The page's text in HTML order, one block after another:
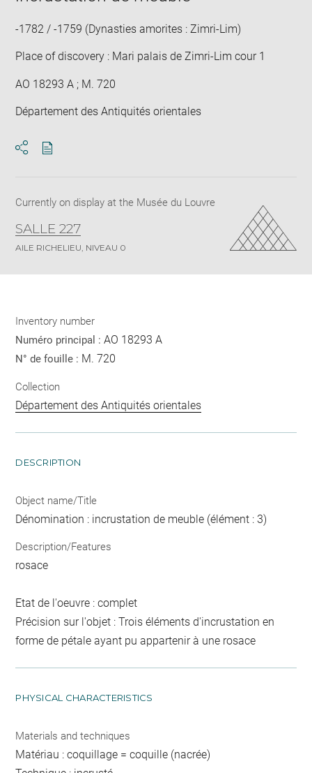
-1782 / -1759 (Dynasties amorites : Zimri-Lim)
Place of discovery : Mari palais de Zimri-Lim cour 1
AO 18293 A ; M. 720
Département des Antiquités orientales
Currently on display at the Musée du Louvre
SALLE 227
AILE RICHELIEU, NIVEAU 0
Inventory number
Numéro principal :AO 18293 A
N° de fouille : M. 720
Collection
Département des Antiquités orientales
DESCRIPTION
Object name/Title
Dénomination : incrustation de meuble (élément : 3)
Description/Features
rosace
Etat de l'oeuvre : complet
Précision sur l'objet : Trois éléments d'incrustation en
forme de pétale ayant pu appartenir à une rosace
PHYSICAL CHARACTERISTICS
Materials and techniques
Matériau : coquillage = coquille (nacrée)